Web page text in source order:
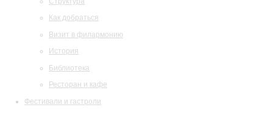
Как добраться
Визит в филармонию
История
Библиотека
Ресторан и кафе
Фестивали и гастроли